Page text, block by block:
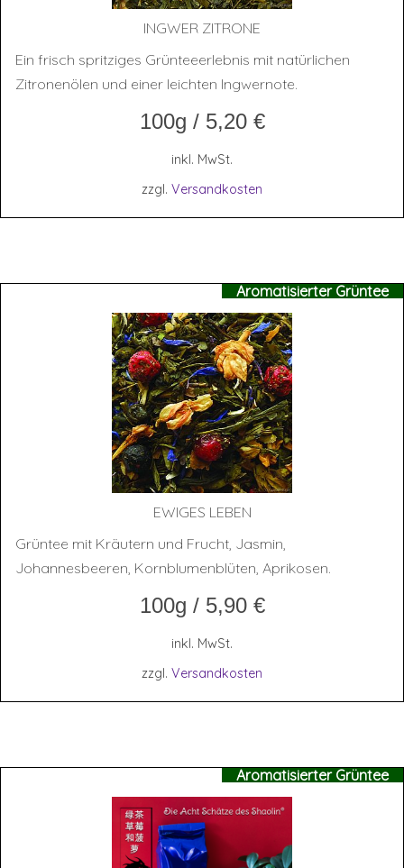
ING­WER ZITRONE
Ein frisch spritziges Grünteeerlebnis mit natürlichen
Zitronenölen und einer leichten Ingwernote.
100g / 5,20 €
inkl. MwSt.
zzgl. Versandkosten
Aromatisierter Grüntee
EWI­GES LEBEN
Grüntee mit Kräutern und Frucht, Jasmin,
Johannesbeeren, Kornblumenblüten, Aprikosen.
100g / 5,90 €
inkl. MwSt.
zzgl. Versandkosten
Aromatisierter Grüntee